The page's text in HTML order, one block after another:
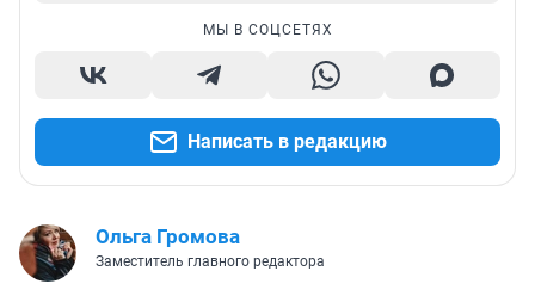
МЫ В СОЦСЕТЯХ
Написать в редакцию
Ольга Громова
Заместитель главного редактора